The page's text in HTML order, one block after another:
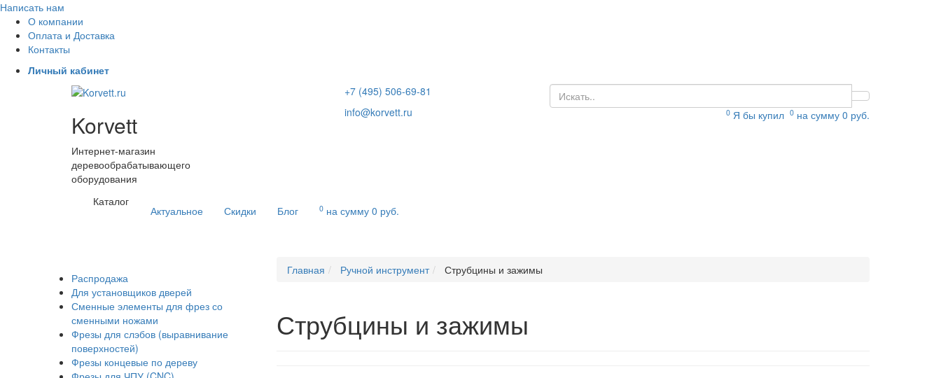
Написать нам
О компании
Оплата и Доставка
Контакты
Личный кабинет
Korvett
Интернет-магазин
деревообрабатывающего
оборудования
+7 (495) 506-69-81
info@korvett.ru
0 Я бы купил 0 на сумму 0 руб.
Каталог
Актуальное Скидки Блог 0 на сумму 0 руб.
Распродажа
Для установщиков дверей
Сменные элементы для фрез со
сменными ножами
Фрезы для слэбов (выравнивание
поверхностей)
Фрезы концевые по дереву
Главная Ручной инструмент Струбцины и зажимы
Струбцины и зажимы